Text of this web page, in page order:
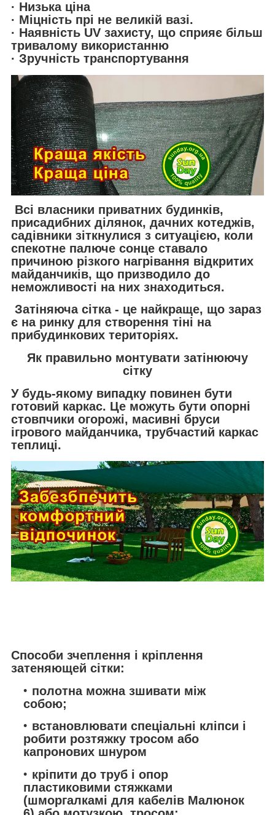
· Низька ціна
· Міцність прі не великій вазі.
· Наявність UV захисту, що сприяє більш
тривалому використанню
· Зручнiсть транспортування
Всі власники приватних будинків,
присадибних ділянок, дачних котеджів,
садівники зіткнулися з ситуацією, коли
спекотне палюче сонце ставало
причиною різкого нагрівання відкритих
майданчиків, що призводило до
неможливості на них знаходиться.
Затіняюча сітка- це найкраще, що зараз
є на ринку для створення тіні на
прибудинкових територіях.
Як правильно монтувати затінюючу
сітку
У будь-якому випадку повинен бути
готовий каркас. Це можуть бути опорні
стовпчики огорожі, масивні бруси
ігрового майданчика, трубчастий каркас
теплиці.
Способи зчеплення і кріплення
затеняющей сітки:
полотна можна зшивати між
собою;
встановлювати спеціальні кліпси і
робити розтяжку тросом або
капронових шнуром
кріпити до труб і опор
пластиковими стяжками
(шморгалкамі для кабелів Малюнок